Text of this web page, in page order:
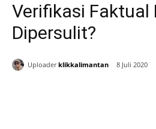
Verifikasi Faktual
Dipersulit?
Uploader klikkalimantan 8 Juli 2020